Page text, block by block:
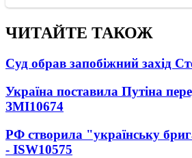
ЧИТАЙТЕ ТАКОЖ
Суд обрав запобіжний захід
Україна поставила Путіна
ЗМІ10674
РФ створила "українську
- ISW10575